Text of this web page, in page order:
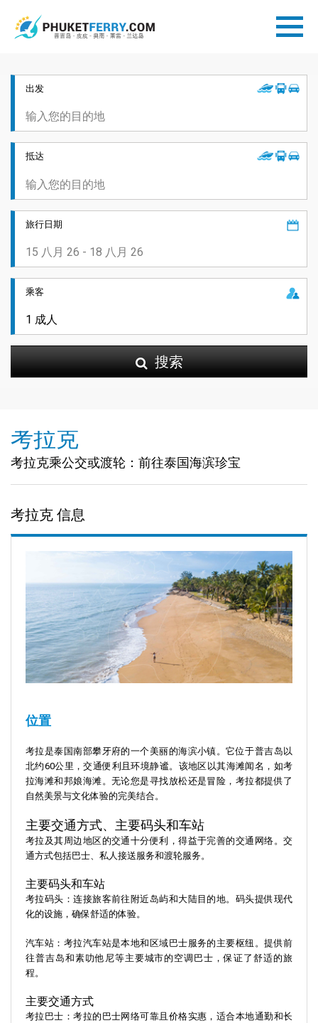
出发
抵达
旅行日期
乘客
搜索
考拉克
考拉克乘公交或渡轮：前往泰国海滨珍宝
考拉克 信息
位置
考拉是泰国南部攀牙府的一个美丽的海滨小镇。它位于普吉岛以
北约60公里，交通便利且环境静谧。该地区以其海滩闻名，如考
拉海滩和邦娘海滩。无论您是寻找放松还是冒险，考拉都提供了
自然美景与文化体验的完美结合。
主要交通方式、主要码头和车站
考拉及其周边地区的交通十分便利，得益于完善的交通网络。交
通方式包括巴士、私人接送服务和渡轮服务。
主要码头和车站
考拉码头：连接旅客前往附近岛屿和大陆目的地。码头提供现代
化的设施，确保舒适的体验。
汽车站：考拉汽车站是本地和区域巴士服务的主要枢纽。提供前
往普吉岛和素叻他尼等主要城市的空调巴士，保证了舒适的旅
程。
主要交通方式
考拉巴士：考拉的巴士网络可靠且价格实惠，适合本地通勤和长